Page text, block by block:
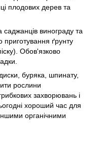
плодових дерев та
винограду та
ґрунту
Обов'язково
буряка, шпинату,
рослини
захворювань і
хороший час для
органічними